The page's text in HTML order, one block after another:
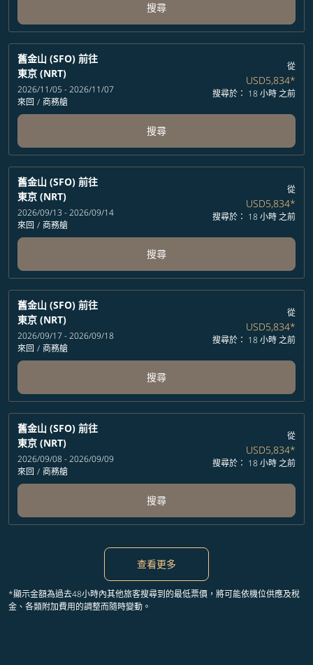
搜尋
舊金山 (SFO) 前往
東京 (NRT)
2026/11/05 - 2026/11/07
來回 / 商務艙
從
USD5,834*
搜尋於： 18 小時 之前
搜尋
舊金山 (SFO) 前往
東京 (NRT)
2026/09/13 - 2026/09/14
來回 / 商務艙
從
USD5,834*
搜尋於： 18 小時 之前
搜尋
舊金山 (SFO) 前往
東京 (NRT)
2026/09/17 - 2026/09/18
來回 / 商務艙
從
USD5,834*
搜尋於： 18 小時 之前
搜尋
舊金山 (SFO) 前往
東京 (NRT)
2026/09/08 - 2026/09/09
來回 / 商務艙
從
USD5,834*
搜尋於： 18 小時 之前
搜尋
查看更多
*顯示金額為過去48小時內其他旅客搜尋到的最低票價，將可能依機位供應及稅
金、各類附加費用的調整而隨時變動。